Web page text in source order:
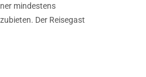
mindestens
Der Reisegast